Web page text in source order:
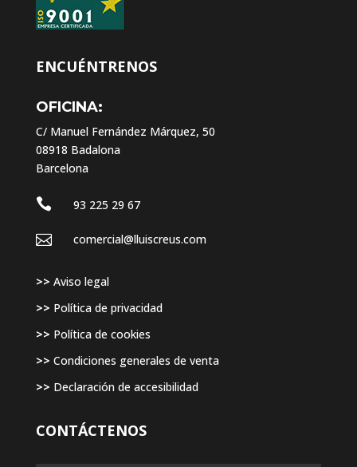
ENCUÉNTRENOS
OFICINA:
C/ Manuel Fernández Márquez, 50
08918 Badalona
Barcelona
 93 225 29 67
 comercial@lluiscreus.com
>> Aviso legal
>> Política de privacidad
>> Política de cookies
>> Condiciones generales de venta
>> Declaración de accesibilidad
CONTÁCTENOS